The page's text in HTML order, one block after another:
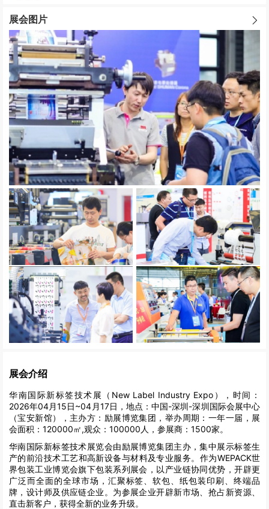
展会图片
展会介绍
华南国际新标签技术展（New Label Industry Expo），时间：
2026年04月15日~04月17日，地点：中国-深圳-深圳国际会展中心
（宝安新馆），主办方：励展博览集团，举办周期：一年一届，展
会面积：120000㎡,观众：100000人，参展商：1500家。
华南国际新标签技术展览会由励展博览集团主办，集中展示标签生
产的前沿技术工艺和高新设备与材料及专业服务。作为WEPACK世
界包装工业博览会旗下包装系列展会，以产业链协同优势，开辟更
广泛而全面的全球市场，汇聚标签、软包、纸包装印刷、终端品
牌，设计师及供应链企业。为参展企业开辟新市场、抢占新资源、
直击新客户，获得全新的业务升级。